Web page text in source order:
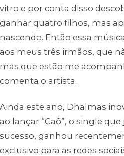
vitro e por conta disso
ganhar quatro filhos, mas
nascendo. Então essa
aos meus três irmãos, que
mas que estão me
comenta o artista.
Ainda este ano, Dhalmas
ao lançar “Caô”, o single
sucesso, ganhou
exclusivo para as redes